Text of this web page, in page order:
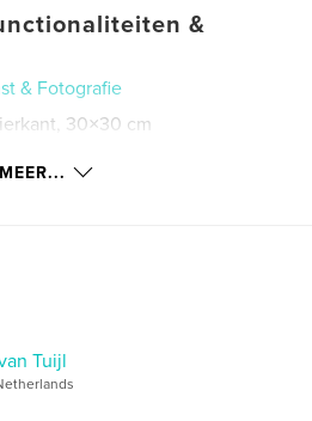
&
& Fotografie
30×30 cm
06, 2016
MEER...
Tuijl